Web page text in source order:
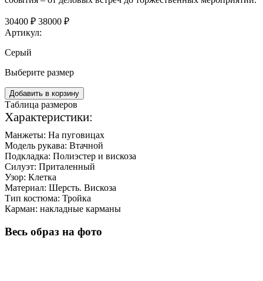
30400 ₽ 38000 ₽
Артикул:
Серый
Выберите размер
Добавить в корзину
Таблица размеров
Характеристики:
Манжеты: На пуговицах
Модель рукава: Втачной
Подкладка: Полиэстер и вискоза
Силуэт: Приталенный
Узор: Клетка
Материал: Шерсть. Вискоза
Тип костюма: Тройка
Карман: накладные карманы
Весь образ на фото